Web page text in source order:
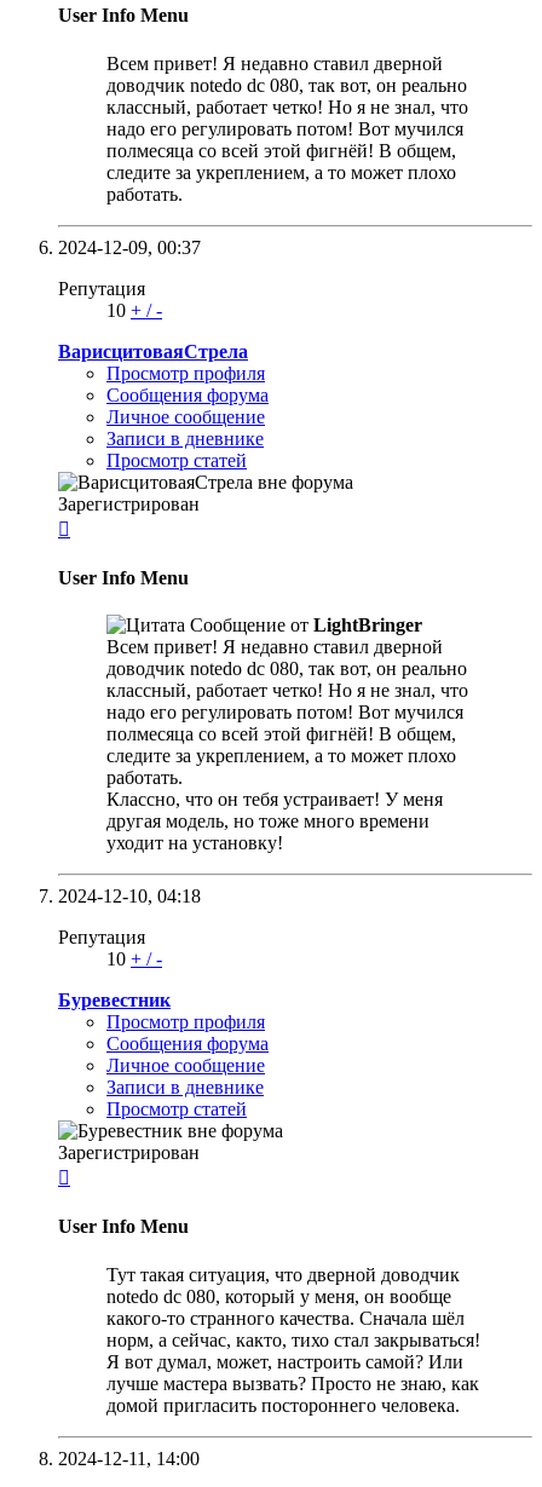
User Info Menu
Всем привет! Я недавно ставил дверной
доводчик notedo dc 080, так вот, он реально
классный, работает четко! Но я не знал, что
надо его регулировать потом! Вот мучился
полмесяца со всей этой фигнёй! В общем,
следите за укреплением, а то может плохо
работать.
2024-12-09, 00:37
Репутация
10 + /-
ВарисцитоваяСтрела
Просмотр профиля
Сообщения форума
Личное сообщение
Записи в дневнике
Просмотр статей
Зарегистрирован

User Info Menu
Сообщение от LightBringer
Всем привет! Я недавно ставил дверной
доводчик notedo dc 080, так вот, он реально
классный, работает четко! Но я не знал, что
надо его регулировать потом! Вот мучился
полмесяца со всей этой фигнёй! В общем,
следите за укреплением, а то может плохо
работать.
Классно, что он тебя устраивает! У меня
другая модель, но тоже много времени
уходит на установку!
2024-12-10, 04:18
Репутация
10 + /-
Буревестник
Просмотр профиля
Сообщения форума
Личное сообщение
Записи в дневнике
Просмотр статей
Зарегистрирован

User Info Menu
Тут такая ситуация, что дверной доводчик
notedo dc 080, который у меня, он вообще
какого-то странного качества. Сначала шёл
норм, а сейчас, както, тихо стал закрываться!
Я вот думал, может, настроить самой? Или
лучше мастера вызвать? Просто не знаю, как
домой пригласить постороннего человека.
2024-12-11, 14:00